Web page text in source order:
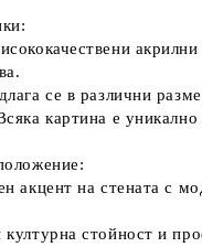
се в различни
картина е
акцент на стената с
културна стойност и